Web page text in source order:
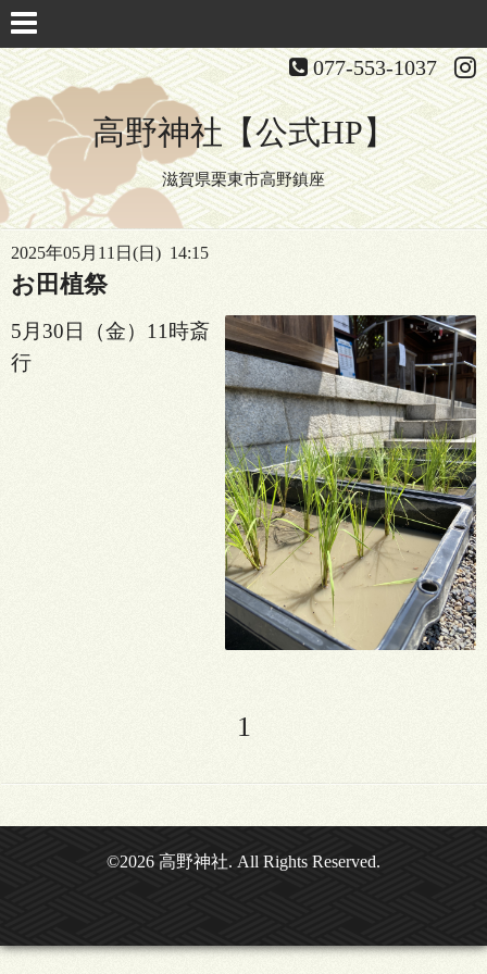
077-553-1037
高野神社【公式HP】
滋賀県栗東市高野鎮座
2025年05月11日(日) 14:15
お田植祭
5月30日（金）11時斎
行
1
©2026 高野神社. All Rights Reserved.